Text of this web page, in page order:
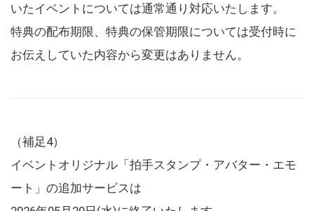
いたイベントについては通常通り対応いたします。
特典の配布期限、特典の保管期限については受付時に
お伝えしていた内容から変更はありません。
（補足4）
イベントオリジナル「拍手スタンプ・アバター・エモ
ート」の追加サービスは